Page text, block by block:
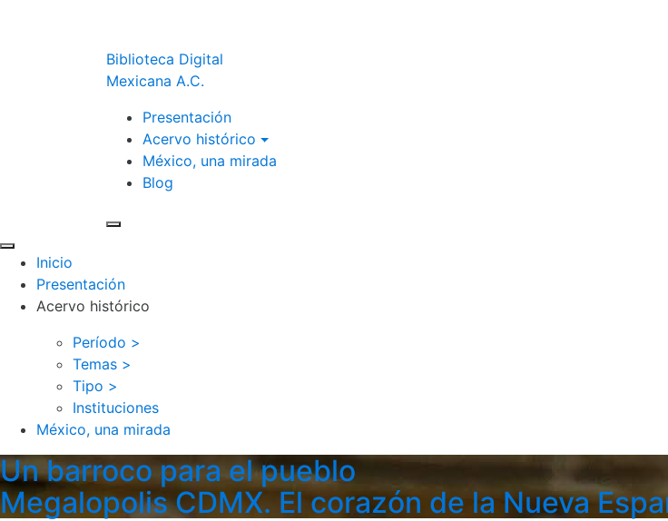
Biblioteca Digital
Mexicana A.C.
Presentación
Acervo histórico
México, una mirada
Blog
Inicio
Presentación
Acervo histórico
Período >
Temas >
Tipo >
Instituciones
México, una mirada
Un barroco para el pueblo
Megalopolis CDMX. El corazón de la Nueva